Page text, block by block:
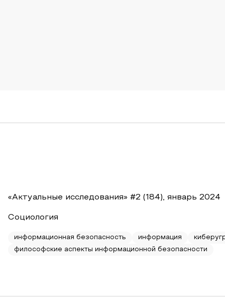
«Актуальные исследования» #2 (184), январь 2024
Социология
информационная безопасность информация
философские аспекты информационной безопасности